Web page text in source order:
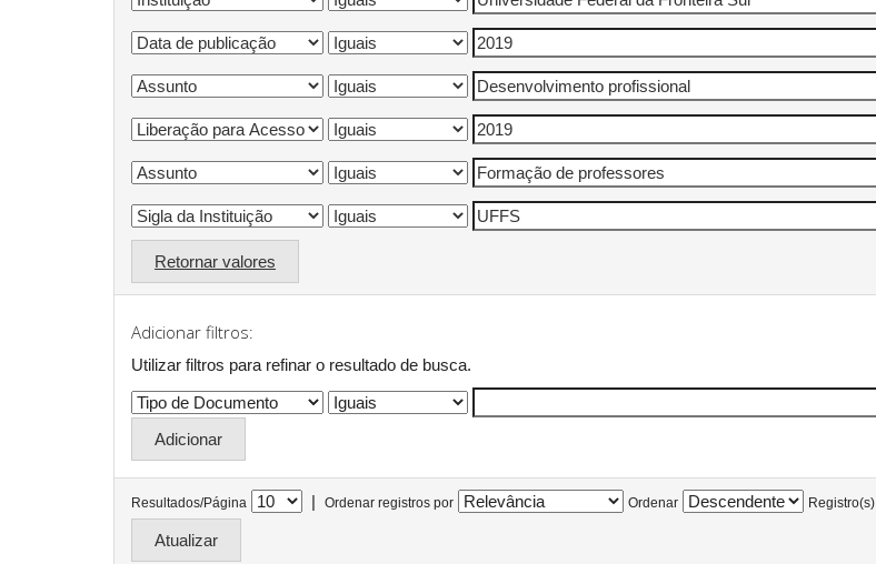
Retornar valores
Adicionar filtros:
Utilizar filtros para refinar o resultado de busca.
Resultados/Página | Ordenar registros por Ordenar Registro(s)